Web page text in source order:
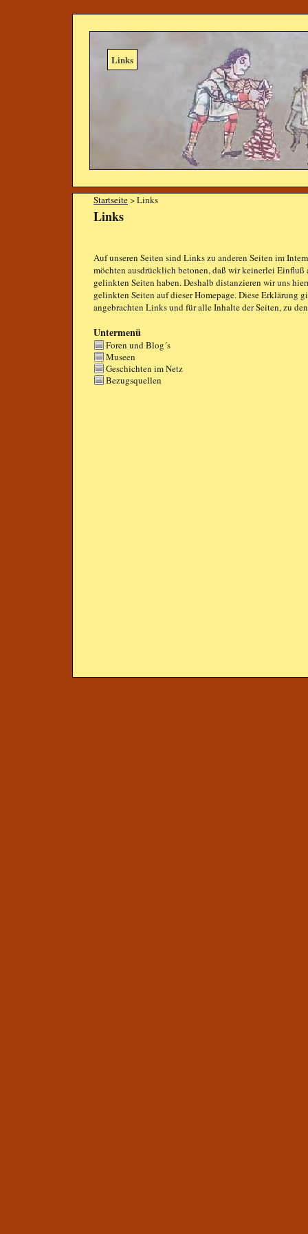
Links
Startseite> Links
Links
Auf unseren Seiten sind Links zu anderen Seiten im
möchten ausdrücklich betonen, daß wir keinerlei
gelinkten Seiten haben. Deshalb distanzieren wir uns
gelinkten Seiten auf dieser Homepage. Diese Erklärung
angebrachten Links und für alle Inhalte der Seiten, zu
Untermenü
Foren und Blog´s
Museen
Geschichten im Netz
Bezugsquellen